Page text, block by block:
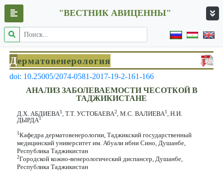
"ВЕСТНИК АВИЦЕННЫ"
Дерматовенерология
doi: 10.25005/2074-0581-2017-19-2-161-166
АНАЛИЗ ЗАБОЛЕВАЕМОСТИ ЧЕСОТКОЙ В
ТАДЖИКИСТАНЕ
Д.Х. АБДИЕВА1, Т.Т. УСТОБАЕВА2, М.С. ВАЛИЕВА1, Н.И.
ДЫРДА1
1Кафедра дерматовенерологии, Таджикский государственный
медицинский университет им. Абуали ибни Сино, Душанбе,
Республика Таджикистан
2Городской кожно-венерологический диспансер, Душанбе,
Республика Таджикистан